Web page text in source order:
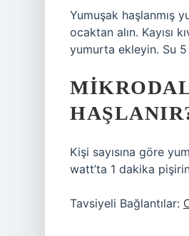
Yumuşak haşlanmış
ocaktan alın. Kayısı
yumurta ekleyin. Su 5
Kişi sayısına göre
watt’ta 1 dakika
Tavsiyeli Bağlantılar: